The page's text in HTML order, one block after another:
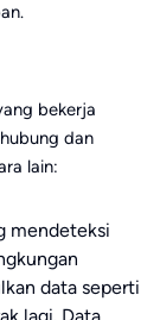
bekerja
dan
lain:
mendeteksi
data seperti